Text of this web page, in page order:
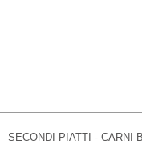
SECONDI PIATTI - CARNI